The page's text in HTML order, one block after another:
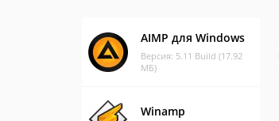
AIMP для Windows
Версия: 5.11 Build (17.92
МБ)
Winamp